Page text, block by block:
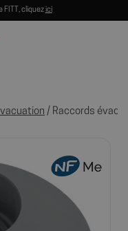
FITT, cliquezici
/ Raccords